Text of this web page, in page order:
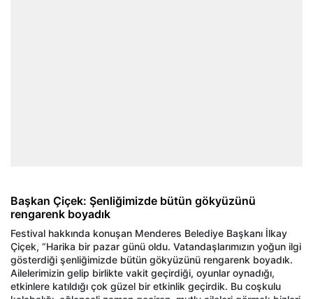
Başkan Çiçek: Şenliğimizde bütün gökyüzünü
rengarenk boyadık
Festival hakkında konuşan Menderes Belediye Başkanı İlkay
Çiçek, “Harika bir pazar günü oldu. Vatandaşlarımızın yoğun ilgi
gösterdiği şenliğimizde bütün gökyüzünü rengarenk boyadık.
Ailelerimizin gelip birlikte vakit geçirdiği, oyunlar oynadığı,
etkinlere katıldığı çok güzel bir etkinlik geçirdik. Bu coşkulu